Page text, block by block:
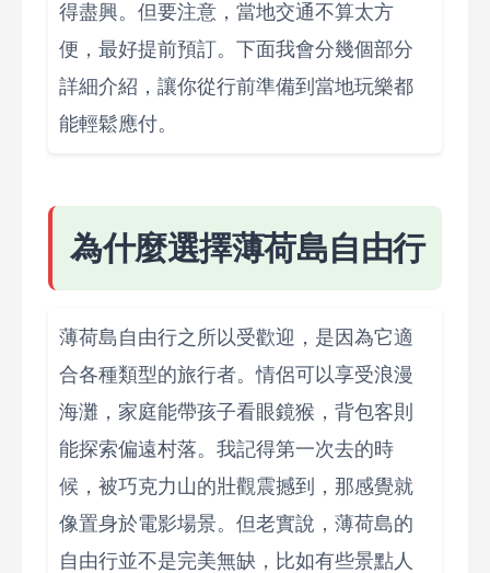
得盡興。但要注意，當地交通不算太方
便，最好提前預訂。下面我會分幾個部分
詳細介紹，讓你從行前準備到當地玩樂都
能輕鬆應付。
為什麼選擇薄荷島自由行
薄荷島自由行之所以受歡迎，是因為它適
合各種類型的旅行者。情侶可以享受浪漫
海灘，家庭能帶孩子看眼鏡猴，背包客則
能探索偏遠村落。我記得第一次去的時
候，被巧克力山的壯觀震撼到，那感覺就
像置身於電影場景。但老實說，薄荷島的
自由行並不是完美無缺，比如有些景點人